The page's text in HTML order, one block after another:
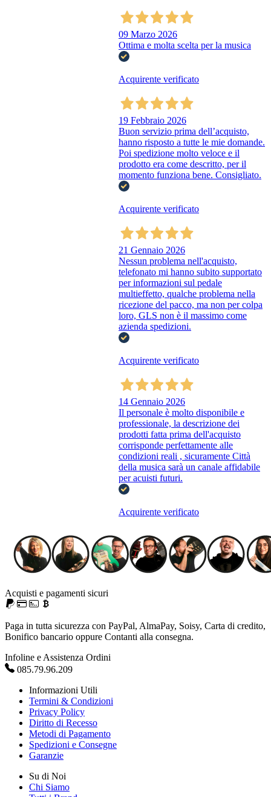
09 Marzo 2026
Ottima e molta scelta per la musica
Acquirente verificato
19 Febbraio 2026
Buon servizio prima dell’acquisto,
hanno risposto a tutte le mie domande.
Poi spedizione molto veloce e il
prodotto era come descritto, per il
momento funziona bene. Consigliato.
Acquirente verificato
21 Gennaio 2026
Nessun problema nell'acquisto,
telefonato mi hanno subito supportato
per informazioni sul pedale
multieffetto, qualche problema nella
ricezione del pacco, ma non per colpa
loro, GLS non è il massimo come
azienda spedizioni.
Acquirente verificato
14 Gennaio 2026
Il personale è molto disponibile e
professionale, la descrizione dei
prodotti fatta prima dell'acquisto
corrisponde perfettamente alle
condizioni reali , sicuramente Città
della musica sarà un canale affidabile
per acuisti futuri.
Acquirente verificato
Acquisti e pagamenti sicuri
Paga in tutta sicurezza con PayPal, AlmaPay, Soisy, Carta di credito,
Bonifico bancario oppure Contanti alla consegna.
Infoline e Assistenza Ordini
085.79.96.209
Informazioni Utili
Termini & Condizioni
Privacy Policy
Diritto di Recesso
Metodi di Pagamento
Spedizioni e Consegne
Garanzie
Su di Noi
Chi Siamo